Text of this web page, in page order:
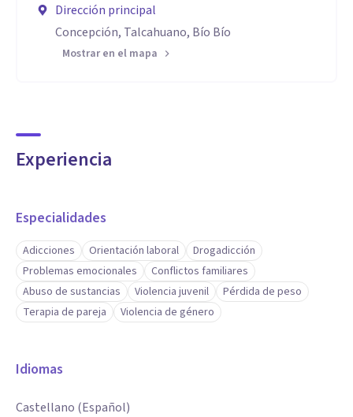
Dirección principal
Concepción, Talcahuano, Bío Bío
Mostrar en el mapa
Experiencia
Especialidades
Adicciones Orientación laboral
Drogadicción
Problemas emocionales
Conflictos familiares
Abuso de sustancias
Violencia juvenil
Pérdida de peso
Terapia de pareja
Violencia de género
Idiomas
Castellano (Español)